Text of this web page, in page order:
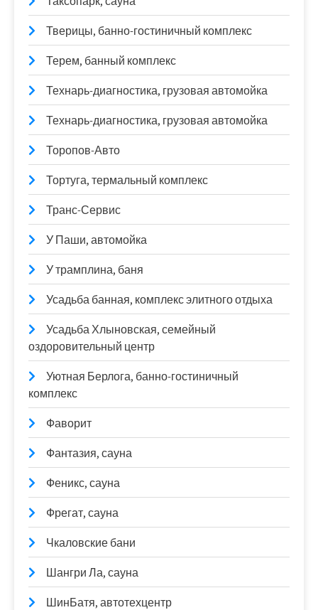
Тверицы, банно-гостиничный комплекс
Терем, банный комплекс
Технарь-диагностика, грузовая автомойка
Технарь-диагностика, грузовая автомойка
Торопов-Авто
Тортуга, термальный комплекс
Транс-Сервис
У Паши, автомойка
У трамплина, баня
Усадьба банная, комплекс элитного отдыха
Усадьба Хлыновская, семейный
оздоровительный центр
Уютная Берлога, банно-гостиничный
комплекс
Фаворит
Фантазия, сауна
Феникс, сауна
Фрегат, сауна
Чкаловские бани
Шангри Ла, сауна
ШинБатя, автотехцентр